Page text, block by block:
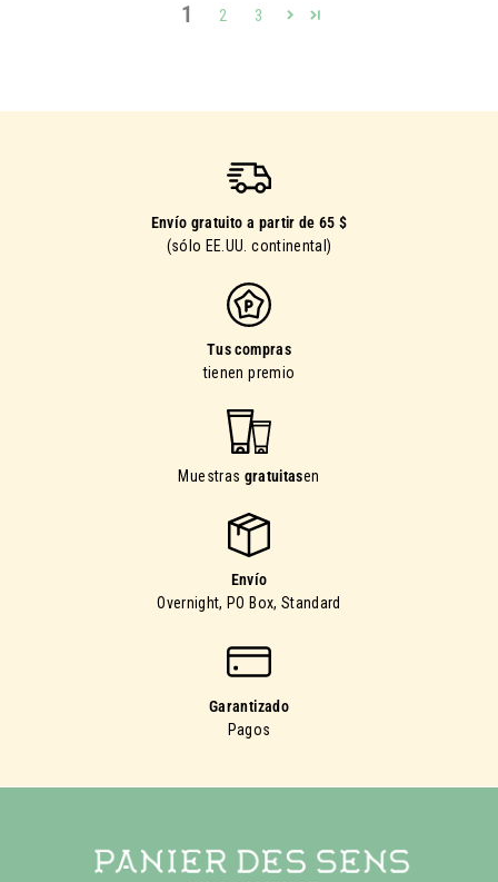
1 2 3
Envío gratuito a partir de 65 $
(sólo EE.UU. continental)
Tus compras
tienen premio
Muestras gratuitasen
Envío
Overnight, PO Box, Standard
Garantizado
Pagos